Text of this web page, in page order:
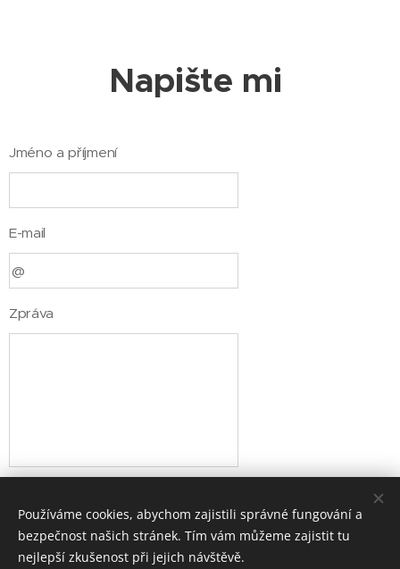
Napište mi
Jméno a příjmení
E-mail
Zpráva
Používáme cookies, abychom zajistili správné fungování a
bezpečnost našich stránek. Tím vám můžeme zajistit tu
nejlepší zkušenost při jejich návštěvě.